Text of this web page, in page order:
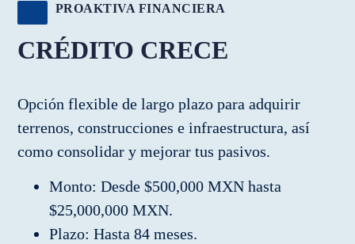
PROAKTIVA FINANCIERA
CRÉDITO CRECE
Opción flexible de largo plazo para adquirir
terrenos, construcciones e infraestructura, así
como consolidar y mejorar tus pasivos.
Monto: Desde $500,000 MXN hasta
$25,000,000 MXN.
Plazo: Hasta 84 meses.